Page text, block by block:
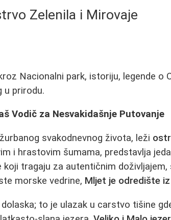
Zelenila i Mirovaje
Nacionalni park, istoriju, legende o
u prirodu.
Vodič za Nesvakidašnje Putovanje
svakodnevnog života, leži
i hrastovim šumama, predstavlja
tragaju za autentičnim doživljajem,
morske vedrine, Mljet je odredište
to je ulazak u carstvo tišine